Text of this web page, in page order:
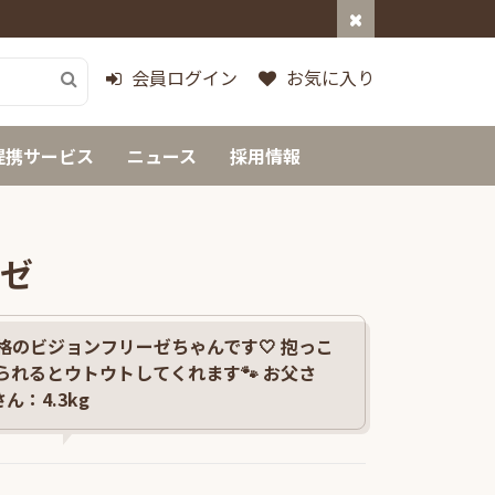
会員ログイン お気に入り
携サービス ニュース 採用情報
のビジョンフリーゼちゃんです🤍 抱っこ
れるとウトウトしてくれます🐾 お父さ
：4.3kg